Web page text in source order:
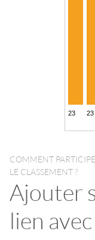
COMMENT
LE CLASSEMENT ?
Ajouter
lien